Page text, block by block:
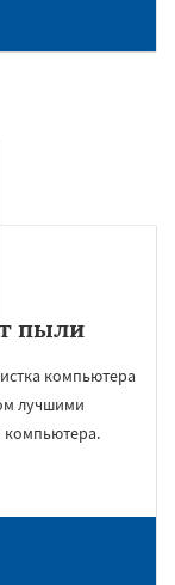
пыли
компьютера
лучшими
компьютера.